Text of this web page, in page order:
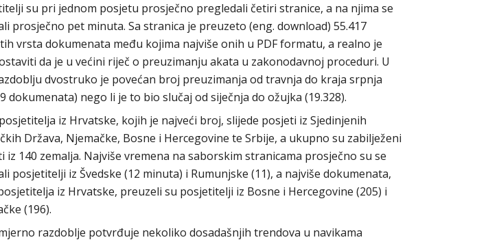
su pri jednom posjetu prosječno pregledali četiri stranice, a na njima se
prosječno pet minuta. Sa stranica je preuzeto (eng. download) 55.417
vrsta dokumenata među kojima najviše onih u PDF formatu, a realno je
da je u većini riječ o preuzimanju akata u zakonodavnoj proceduri. U
dvostruko je povećan broj preuzimanja od travnja do kraja srpnja
dokumenata) nego li je to bio slučaj od siječnja do ožujka (19.328).
iz Hrvatske, kojih je najveći broj, slijede posjeti iz Sjedinjenih
Država, Njemačke, Bosne i Hercegovine te Srbije, a ukupno su zabilježeni
iz 140 zemalja. Najviše vremena na saborskim stranicama prosječno su se
posjetitelji iz Švedske (12 minuta) i Rumunjske (11), a najviše dokumenata,
iz Hrvatske, preuzeli su posjetitelji iz Bosne i Hercegovine (205) i
(196).
razdoblje potvrđuje nekoliko dosadašnjih trendova u navikama